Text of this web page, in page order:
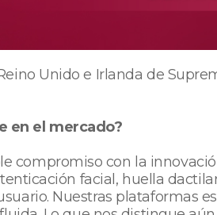
Unido e Irlanda de
en el mercado?
compromiso con la
facial, huella
Nuestras plataformas